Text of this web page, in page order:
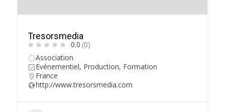
Tresorsmedia
0.0 (0)
Association
Evénementiel, Production, Formation
France
http://www.tresorsmedia.com